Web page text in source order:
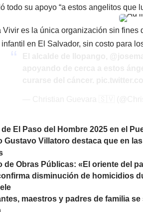
todo su apoyo “a estos angelitos que
Vivir es la única organización sin fines
en El Salvador, sin costo para
de El Paso del Hombre 2025 en el
Gustavo Villatoro destaca que en
de Obras Públicas: «El oriente del
disminución de homicidios
maestros y padres de familia